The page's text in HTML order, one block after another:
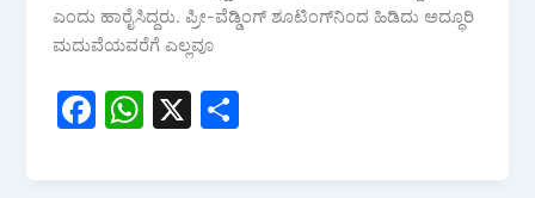
ಎಂದು ಹಾರೈಸಿದ್ದರು. ಪ್ರೀ-ವೆಡ್ಡಿಂಗ್ ಶೂಟಿಂಗ್‌ನಿಂದ ಹಿಡಿದು ಅದ್ಧೂರಿ
ಮದುವೆಯವರೆಗೆ ಎಲ್ಲವೂ
F
W X